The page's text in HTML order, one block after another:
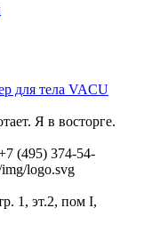
для тела VACU
Я в восторге.
(495) 374-54-
logo.svg
1, эт.2, пом I,